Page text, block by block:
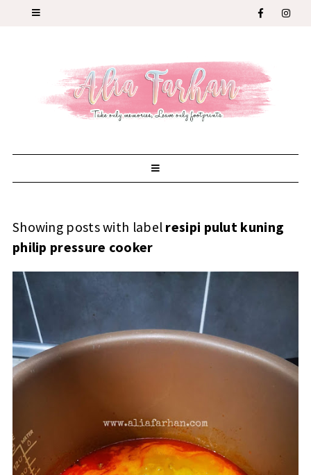
Showing posts with label resipi pulut kuning
philip pressure cooker